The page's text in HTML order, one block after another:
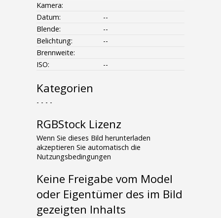
Kamera:
Datum:
--
Blende:
--
Belichtung:
--
Brennweite:
ISO:
--
Kategorien
- - - -
RGBStock Lizenz
Wenn Sie dieses Bild herunterladen
akzeptieren Sie automatisch die
Nutzungsbedingungen
Keine Freigabe vom Model
oder Eigentümer des im Bild
gezeigten Inhalts